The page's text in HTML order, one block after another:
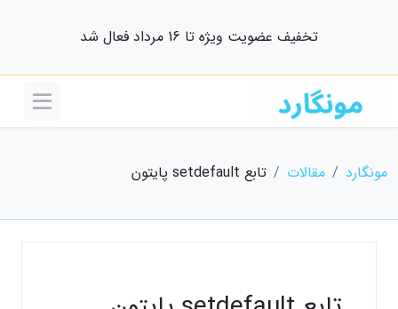
تخفیف عضویت ویژه تا 16 مرداد فعال شد
مونگارد مقالات تابع setdefault پایتون